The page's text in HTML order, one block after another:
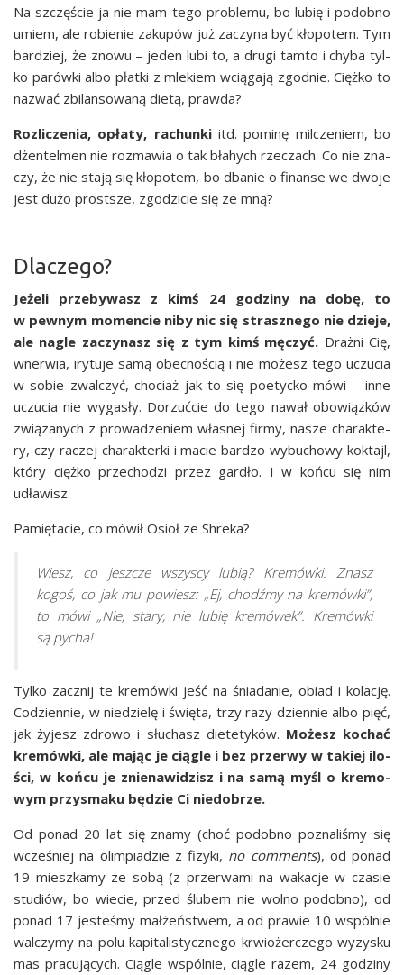
Na szczę­ście ja nie mam tego pro­ble­mu, bo lubię i podob­no
umiem, ale robie­nie zaku­pów już zaczy­na być kło­po­tem. Tym
bar­dziej, że zno­wu – jeden lubi to, a dru­gi tam­to i chy­ba tyl­
ko parów­ki albo płat­ki z mle­kiem wcią­ga­ją zgod­nie. Cięż­ko to
nazwać zbi­lan­so­wa­ną die­tą, prawda?
Roz­li­cze­nia, opła­ty, rachun­kiitd. pomi­nę mil­cze­niem, bo
dżen­tel­men nie roz­ma­wia o tak bła­hych rze­czach. Co nie zna­
czy, że nie sta­ją się kło­po­tem, bo dba­nie o finan­se we dwo­je
jest dużo prost­sze, zgo­dzi­cie się ze mną?
Dlaczego?
Jeże­li prze­by­wasz z kimś 24 godzi­ny na dobę, to
w pew­nym momen­cie niby nic się strasz­ne­go nie dzie­je,
ale nagle zaczy­nasz się z tym kimś męczyć. Draż­ni Cię,
wner­wia, iry­tu­je samą obec­no­ścią i nie możesz tego uczu­cia
w sobie zwal­czyć, cho­ciaż jak to się poetyc­ko mówi – inne
uczu­cia nie wyga­sły. Dorzuć­cie do tego nawał obo­wiąz­ków
zwią­za­nych z pro­wa­dze­niem wła­snej fir­my, nasze cha­rak­te­
ry, czy raczej cha­rak­ter­ki i macie bar­dzo wybu­cho­wy kok­tajl,
któ­ry cięż­ko prze­cho­dzi przez gar­dło. I w koń­cu się nim
udławisz.
Pamię­ta­cie, co mówił Osioł ze Shreka?
Wiesz, co jesz­cze wszy­scy lubią? Kre­mów­ki. Znasz
kogoś, co jak mu powiesz: „Ej, chodź­my na kre­mów­ki”,
to mówi „Nie, sta­ry, nie lubię kre­mó­wek”. Kre­mów­ki
są pycha!
Tyl­ko zacznij te kre­mów­ki jeść na śnia­da­nie, obiad i kola­cję.
Codzien­nie, w nie­dzie­lę i świę­ta, trzy razy dzien­nie albo pięć,
jak żyjesz zdro­wo i słu­chasz die­te­ty­ków. Możesz kochać
kre­mów­ki, ale mając je cią­gle i bez prze­rwy w takiej ilo­
ści, w koń­cu je znie­na­wi­dzisz i na samą myśl o kre­mo­
wym przy­sma­ku będzie Ci niedobrze.
Od ponad 20 lat się zna­my (choć podob­no pozna­li­śmy się
wcze­śniej na olim­pia­dzie z fizy­ki, no com­ments), od ponad
19 miesz­ka­my ze sobą (z prze­rwa­mi na waka­cje w cza­sie
stu­diów, bo wie­cie, przed ślu­bem nie wol­no podob­no), od
ponad 17 jeste­śmy mał­żeń­stwem, a od pra­wie 10 wspól­nie
wal­czy­my na polu kapi­ta­li­stycz­ne­go krwio­żer­cze­go wyzy­sku
mas pra­cu­ją­cych. Cią­gle wspól­nie, cią­gle razem, 24 godzi­ny